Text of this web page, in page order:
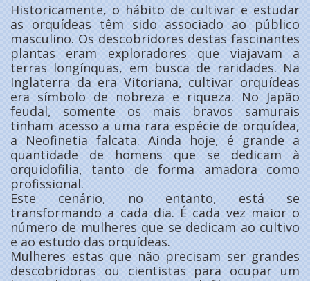
Historicamente, o hábito de cultivar e estudar
as orquídeas têm sido associado ao público
masculino. Os descobridores destas fascinantes
plantas eram exploradores que viajavam a
terras longínquas, em busca de raridades. Na
Inglaterra da era Vitoriana, cultivar orquídeas
era símbolo de nobreza e riqueza. No Japão
feudal, somente os mais bravos samurais
tinham acesso a uma rara espécie de orquídea,
a Neofinetia falcata. Ainda hoje, é grande a
quantidade de homens que se dedicam à
orquidofilia, tanto de forma amadora como
profissional.
Este cenário, no entanto, está se
transformando a cada dia. É cada vez maior o
número de mulheres que se dedicam ao cultivo
e ao estudo das orquídeas.
Mulheres estas que não precisam ser grandes
descobridoras ou cientistas para ocupar um